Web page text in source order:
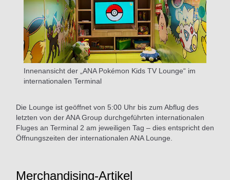
Innenansicht der „ANA Pokémon Kids TV Lounge“ im
internationalen Terminal
Die Lounge ist geöffnet von 5:00 Uhr bis zum Abflug des
letzten von der ANA Group durchgeführten internationalen
Fluges an Terminal 2 am jeweiligen Tag – dies entspricht den
Öffnungszeiten der internationalen ANA Lounge.
Merchandising-Artikel